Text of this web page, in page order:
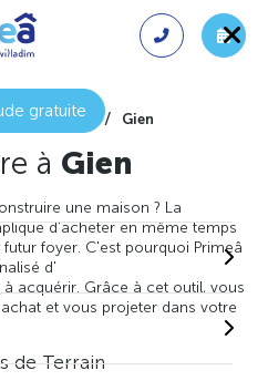
gratuite
Loiret Gien
à Gien
une maison ? La
d'acheter en même temps
foyer. C'est pourquoi Primeâ
d'
à acquérir. Grâce à cet outil, vous
et vous projeter dans votre
de Terrain